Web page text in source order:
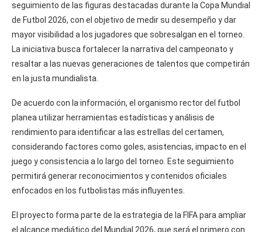
seguimiento de las figuras destacadas durante la Copa Mundial
de Futbol 2026, con el objetivo de medir su desempeño y dar
mayor visibilidad a los jugadores que sobresalgan en el torneo.
La iniciativa busca fortalecer la narrativa del campeonato y
resaltar a las nuevas generaciones de talentos que competirán
en la justa mundialista.
De acuerdo con la información, el organismo rector del futbol
planea utilizar herramientas estadísticas y análisis de
rendimiento para identificar a las estrellas del certamen,
considerando factores como goles, asistencias, impacto en el
juego y consistencia a lo largo del torneo. Este seguimiento
permitirá generar reconocimientos y contenidos oficiales
enfocados en los futbolistas más influyentes.
El proyecto forma parte de la estrategia de la FIFA para ampliar
el alcance mediático del Mundial 2026, que será el primero con